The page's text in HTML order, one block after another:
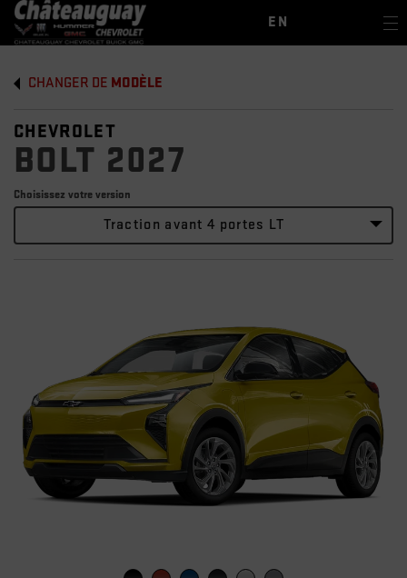
EN
CHANGER DE MODÈLE
CHEVROLET
BOLT 2027
Choisissez votre version
Traction avant 4 portes LT